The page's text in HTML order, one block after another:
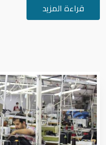
قراءة المزيد